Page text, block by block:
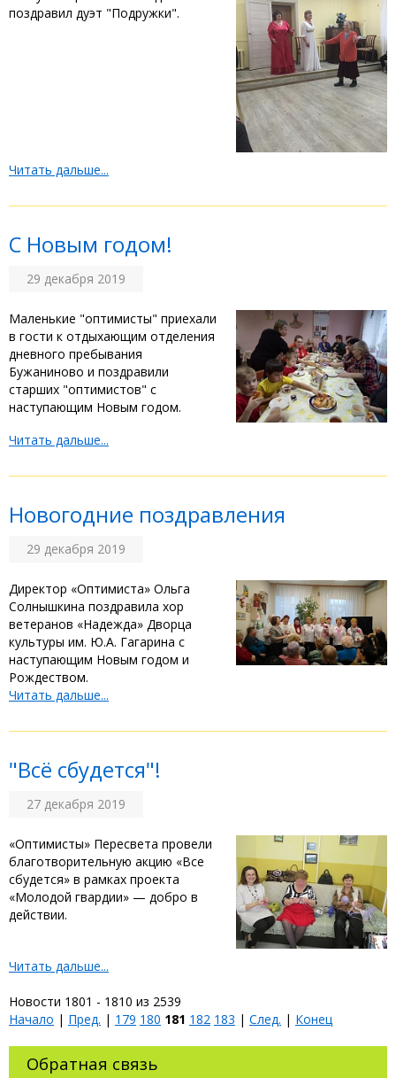
поздравил дуэт "Подружки".
Читать дальше...
С Новым годом!
29 декабря 2019
Маленькие "оптимисты" приехали
в гости к отдыхающим отделения
дневного пребывания
Бужаниново и поздравили
старших "оптимистов" с
наступающим Новым годом.
Читать дальше...
Новогодние поздравления
29 декабря 2019
Директор «Оптимиста» Ольга
Солнышкина поздравила хор
ветеранов «Надежда» Дворца
культуры им. Ю.А. Гагарина с
наступающим Новым годом и
Рождеством.
Читать дальше...
"Всё сбудется"!
27 декабря 2019
«Оптимисты» Пересвета провели
благотворительную акцию «Все
сбудется» в рамках проекта
«Молодой гвардии» — добро в
действии.
Читать дальше...
Новости 1801 - 1810 из 2539
Начало | Пред. | 179 180 181 182 183 | След. | Конец
Обратная связь